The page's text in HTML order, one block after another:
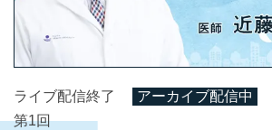
ライブ配信終了
アーカイブ配信中
第1回